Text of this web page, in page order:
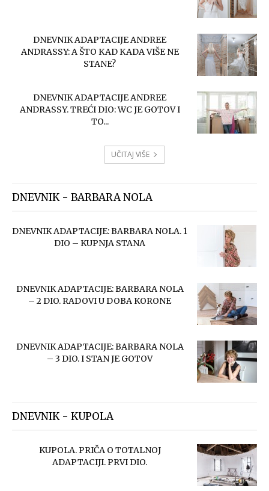
DNEVNIK ADAPTACIJE ANDREE
ANDRASSY: A ŠTO KAD KADA VIŠE NE
STANE?
DNEVNIK ADAPTACIJE ANDREE
ANDRASSY. TREĆI DIO: WC JE GOTOV I
TO...
UČITAJ VIŠE
DNEVNIK - BARBARA NOLA
DNEVNIK ADAPTACIJE: BARBARA NOLA. 1
DIO – KUPNJA STANA
DNEVNIK ADAPTACIJE: BARBARA NOLA
– 2 DIO. RADOVI U DOBA KORONE
DNEVNIK ADAPTACIJE: BARBARA NOLA
– 3 DIO. I STAN JE GOTOV
DNEVNIK - KUPOLA
KUPOLA. PRIČA O TOTALNOJ
ADAPTACIJI. PRVI DIO.